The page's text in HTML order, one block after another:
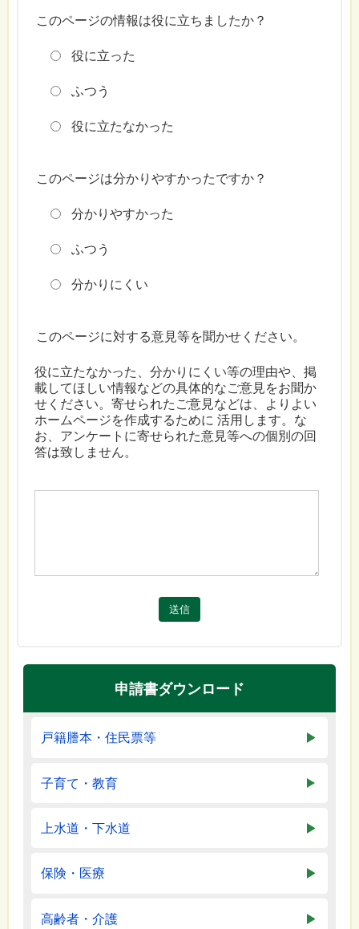
このページの情報は役に立ちましたか？
役に立った
ふつう
役に立たなかった
このページは分かりやすかったですか？
分かりやすかった
ふつう
分かりにくい
このページに対する意見等を聞かせください。
役に立たなかった、分かりにくい等の理由や、掲
載してほしい情報などの具体的なご意見をお聞か
せください。寄せられたご意見などは、よりよい
ホームページを作成するために 活用します。な
お、アンケートに寄せられた意見等への個別の回
答は致しません。
送信
申請書ダウンロード
戸籍謄本・住民票等
子育て・教育
上水道・下水道
保険・医療
高齢者・介護